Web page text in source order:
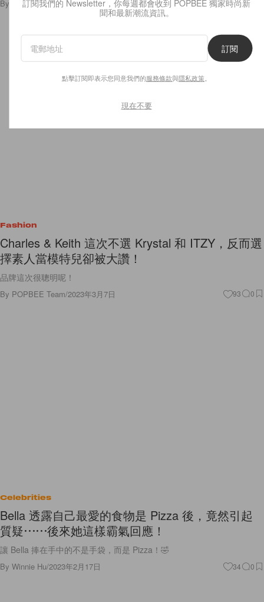
By POPBEE Team /2023年3月8日 7.5K
Fashion
Charles & Keith 這次不選 Krystal 和 ITZY，反而選
擇素人當模特兒卻被大讚！
品牌這次很聰明呢！
By POPBEE Team/2023年3月7日 93 0
Celebrities
Bella 透露自己最愛的食物是 Pizza 後，竟然引起
質疑⋯⋯後來她這樣霸氣回應！
讓 Bella 捧在手中的不是手袋，而是 Pizza！🤣
By Winnie Hu/2023年2月17日 34 0
訂閱我們的 Newsletter，你每週都會收到 POPBEE 獨家時尚新
聞和最新潮流資訊。
訂閱
點擊訂閱即表示您同意我們的服務條款與隱私政策
現在不要